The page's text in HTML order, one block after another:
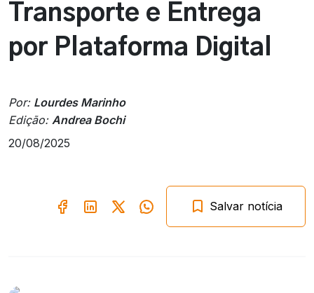
Transporte e Entrega
por Plataforma Digital
Por: Lourdes Marinho
Edição: Andrea Bochi
20/08/2025
Salvar notícia